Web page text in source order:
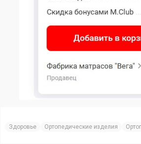
Здоровье Ортопедические изделия